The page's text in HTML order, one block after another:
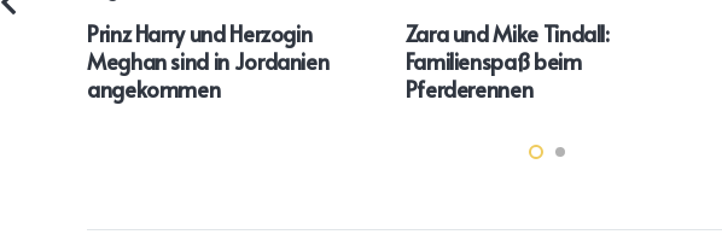
Prinz Harry und Herzogin
Meghan sind in Jordanien
angekommen
Zara und Mike Tindall:
Familienspaß beim
Pferderennen